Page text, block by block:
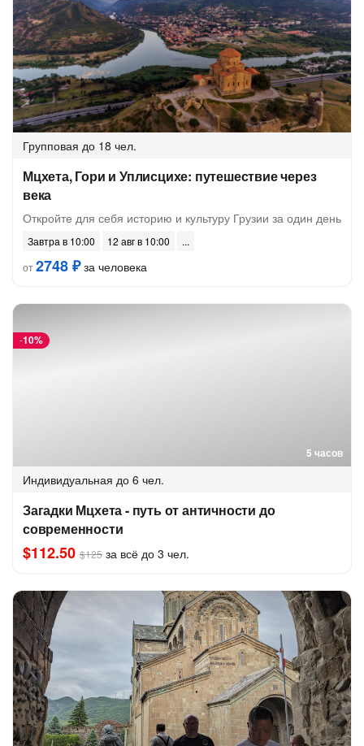
Групповая до 18 чел.
Мцхета, Гори и Уплисцихе: путешествие через
века
Откройте для себя историю и культуру Грузии за один день
Завтра в 10:00
12 авг в 10:00
от2748 ₽за человека
5 часов
-10%
Индивидуальная до 6 чел.
Загадки Мцхета - путь от античности до
современности
$112.50 $125 за всё до 3 чел.